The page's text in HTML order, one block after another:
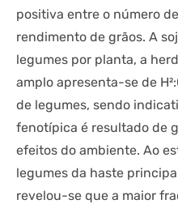
positiva entre o número
rendimento de grãos. A
legumes por planta, a
amplo apresenta-se de
de legumes, sendo
fenotípica é resultado de
efeitos do ambiente. Ao
legumes da haste
revelou-se que a maior